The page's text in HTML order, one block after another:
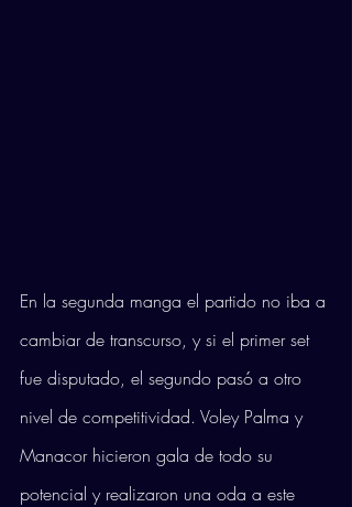
En la segunda manga el partido no iba a
cambiar de transcurso, y si el primer set
fue disputado, el segundo pasó a otro
nivel de competitividad. Voley Palma y
Manacor hicieron gala de todo su
potencial y realizaron una oda a este